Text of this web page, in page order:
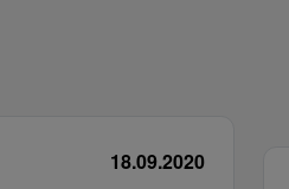
18.09.2020